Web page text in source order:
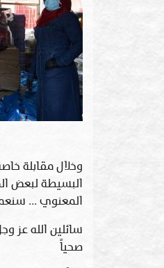
وخلال مقابلة
البسيطة لبعض
المعنوي ...
سائلين الله عز
صحياً